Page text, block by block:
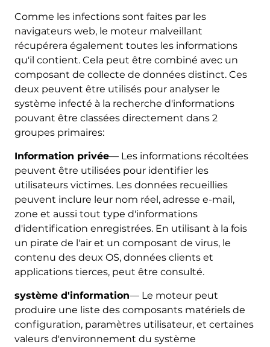
Comme les infections sont faites par les
navigateurs web, le moteur malveillant
récupérera également toutes les informations
qu'il contient. Cela peut être combiné avec un
composant de collecte de données distinct. Ces
deux peuvent être utilisés pour analyser le
système infecté à la recherche d'informations
pouvant être classées directement dans 2
groupes primaires:
Information privée— Les informations récoltées
peuvent être utilisées pour identifier les
utilisateurs victimes. Les données recueillies
peuvent inclure leur nom réel, adresse e-mail,
zone et aussi tout type d'informations
d'identification enregistrées. En utilisant à la fois
un pirate de l'air et un composant de virus, le
contenu des deux OS, données clients et
applications tierces, peut être consulté.
système d'information— Le moteur peut
produire une liste des composants matériels de
configuration, paramètres utilisateur, et certaines
valeurs d'environnement du système